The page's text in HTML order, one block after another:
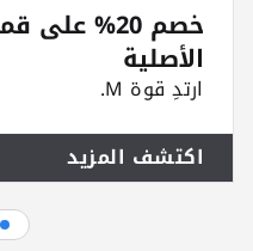
الأصلية
ارتدِ قوة M.
اكتشف المزيد